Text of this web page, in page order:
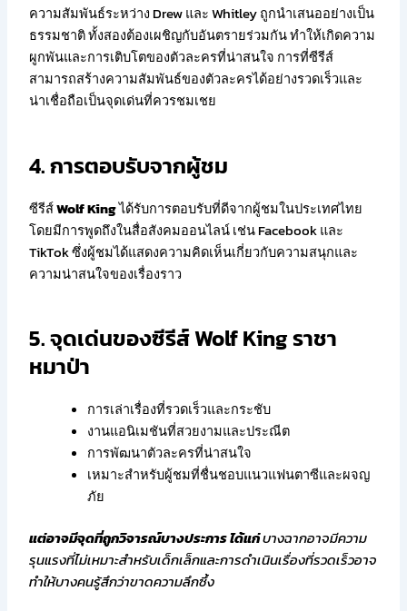
ความสัมพันธ์ระหว่าง Drew และ Whitley ถูกนำเสนออย่างเป็น
ธรรมชาติ ทั้งสองต้องเผชิญกับอันตรายร่วมกัน ทำให้เกิดความ
ผูกพันและการเติบโตของตัวละครที่น่าสนใจ การที่ซีรีส์
สามารถสร้างความสัมพันธ์ของตัวละครได้อย่างรวดเร็วและ
น่าเชื่อถือเป็นจุดเด่นที่ควรชมเชย
4. การตอบรับจากผู้ชม
ซีรีส์Wolf Kingได้รับการตอบรับที่ดีจากผู้ชมในประเทศไทย
โดยมีการพูดถึงในสื่อสังคมออนไลน์ เช่น Facebook และ
TikTok ซึ่งผู้ชมได้แสดงความคิดเห็นเกี่ยวกับความสนุกและ
ความน่าสนใจของเรื่องราว
5. จุดเด่นของซีรีส์ Wolf King​ ราชา
หมาป่า
การเล่าเรื่องที่รวดเร็วและกระชับ
งานแอนิเมชันที่สวยงามและประณีต
การพัฒนาตัวละครที่น่าสนใจ
เหมาะสำหรับผู้ชมที่ชื่นชอบแนวแฟนตาซีและผจญ
ภัย
แต่อาจมีจุดที่ถูกวิจารณ์บางประการ ได้แก่บางฉากอาจมีความ
รุนแรงที่ไม่เหมาะสำหรับเด็กเล็กและการดำเนินเรื่องที่รวดเร็วอาจ
ทำให้บางคนรู้สึกว่าขาดความลึกซึ้ง